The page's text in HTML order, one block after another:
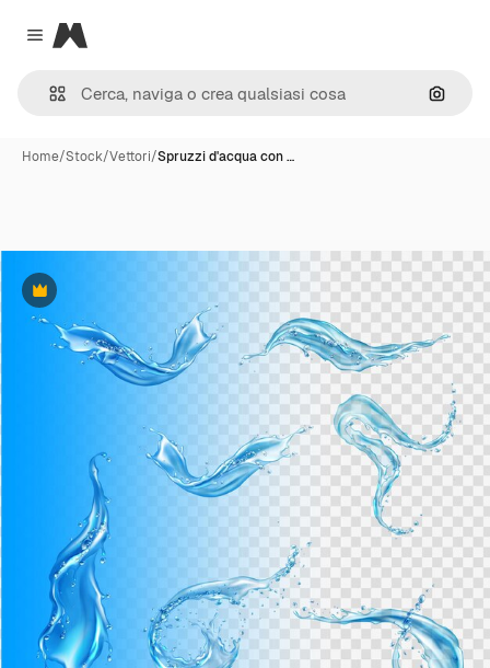
Close menu
Magnific
Cerca
Home/Stock/Vettori/Spruzzi d'acqua con …
Premium